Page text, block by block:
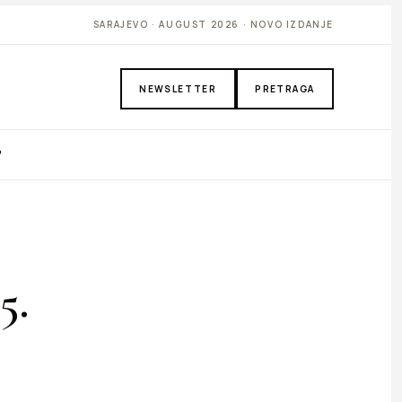
SARAJEVO · AUGUST 2026 · NOVO IZDANJE
NEWSLETTER PRETRAGA